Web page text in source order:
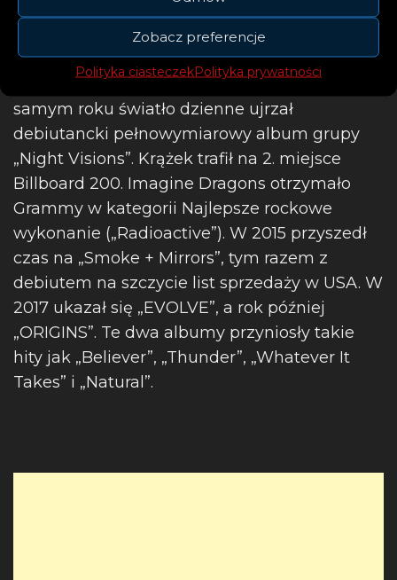
Zobacz preferencje
Polityka ciasteczekPolityka prywatności
kilkoma niezależnie wydanymi EP-kami, by
następnie podpisać kontrakt z
KIDinaKORNER/Interscope. Tam w 2012
ukazała się EP-ka „Continued Silence”. W tym
samym roku światło dzienne ujrzał
debiutancki pełnowymiarowy album grupy
„Night Visions”. Krążek trafił na 2. miejsce
Billboard 200. Imagine Dragons otrzymało
Grammy w kategorii Najlepsze rockowe
wykonanie („Radioactive”). W 2015 przyszedł
czas na „Smoke + Mirrors”, tym razem z
debiutem na szczycie list sprzedaży w USA. W
2017 ukazał się „EVOLVE”, a rok później
„ORIGINS”. Te dwa albumy przyniosły takie
hity jak „Believer”, „Thunder”, „Whatever It
Takes” i „Natural”.